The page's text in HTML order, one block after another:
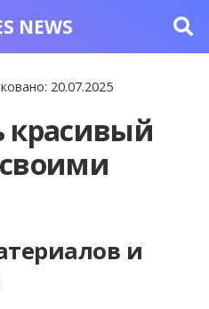
NEWS
20.07.2025
красивый
и